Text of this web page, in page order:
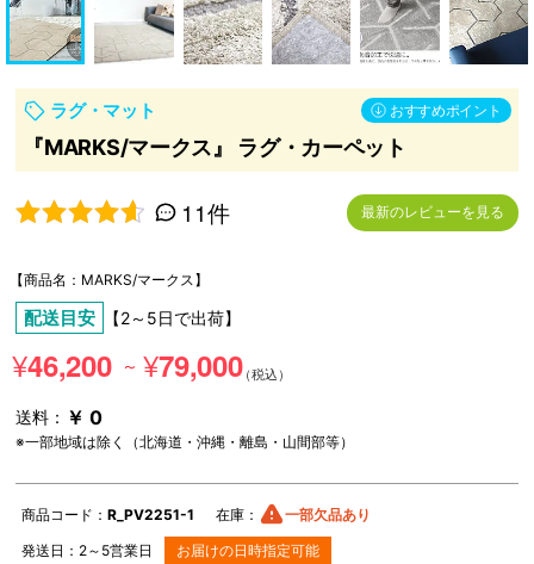
ラグ・マット おすすめポイント
『MARKS/マークス』 ラグ・カーペット
11件 最新のレビューを見る
【商品名：MARKS/マークス】
配送目安 【2～5日で出荷】
¥46,200 ～ ¥79,000
送料： ￥ 0
※一部地域は除く（北海道・沖縄・離島・山間部等）
商品コード：R_PV2251-1 在庫： 一部欠品あり
発送日： 2～5営業日 お届けの日時指定可能